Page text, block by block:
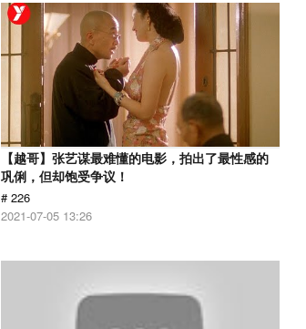
【越哥】张艺谋最难懂的电影，拍出了最性感的
巩俐，但却饱受争议！
# 226
2021-07-05 13:26